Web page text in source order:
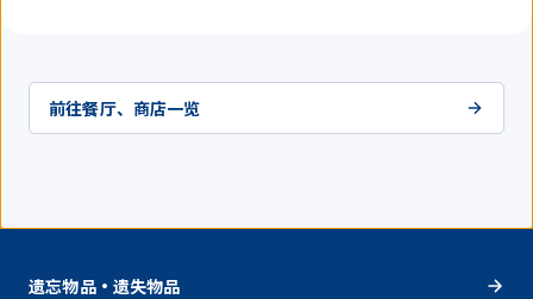
前往餐厅、商店一览
遗忘物品・遗失物品